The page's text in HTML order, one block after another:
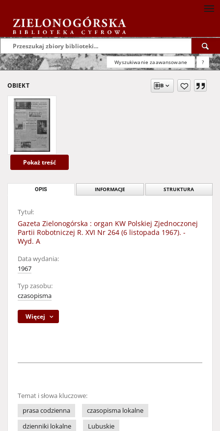
Wyszukiwanie zaawansowane ?
OBIEKT
Pokaż treść
OPIS INFORMACJE STRUKTURA
Tytuł:
Gazeta Zielonogórska : organ KW Polskiej Zjednoczonej
Partii Robotniczej R. XVI Nr 264 (6 listopada 1967). -
Wyd. A
Data wydania:
1967
Typ zasobu:
czasopisma
Więcej
Temat i słowa kluczowe:
prasa codzienna
czasopisma lokalne
dzienniki lokalne
Lubuskie